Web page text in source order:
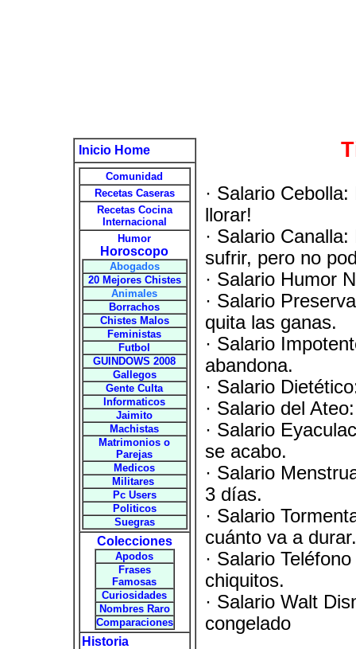
Inicio Home
Comunidad
Recetas Caseras
Recetas Cocina
Internacional
Humor
Horoscopo
Abogados
20 Mejores Chistes
Animales
Borrachos
Chistes Malos
Feministas
Futbol
GUINDOWS 2008
Gallegos
Gente Culta
Informaticos
Jaimito
Machistas
Matrimonios o
Parejas
Medicos
Militares
Pc Users
Politicos
Suegras
Colecciones
Apodos
Frases
Famosas
Curiosidades
Nombres Raro
Comparaciones
Historia
· Salario
llorar!
· Salario
sufrir, pero no
· Salario Humor
· Salario
quita las ganas.
· Salario
abandona.
· Salario
· Salario del
· Salario
se acabo.
· Salario
3 días.
· Salario
cuánto va a durar.
· Salario
chiquitos.
· Salario Walt
congelado